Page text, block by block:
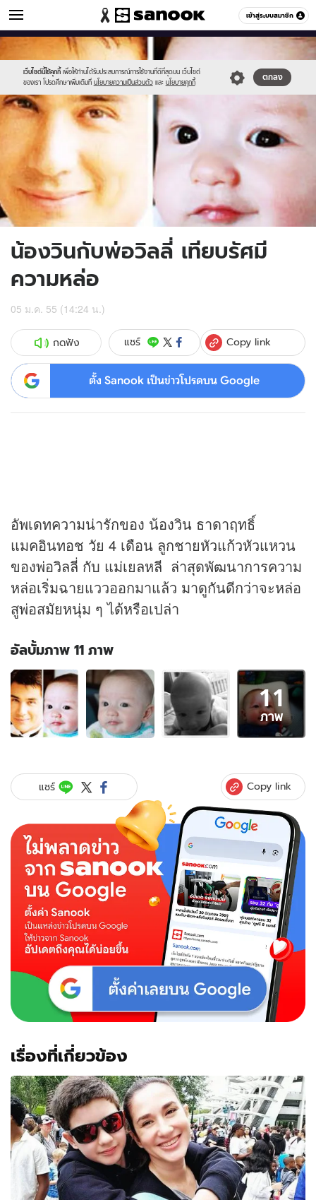
เข้าสู่ระบบสมาชิก
ข่าวบันเทิง หมวดอื่นๆ
เว็บไซต์นี้ใช้คุกกี้ เพื่อให้ท่านได้รับประสบการณ์การใช้งานที่ดีที่สุดบน เว็บไซต์
ของเรา โปรดศึกษาเพิ่มเติมที่ นโยบายความเป็นส่วนตัว และ นโยบายคุกกี้
ตกลง
Sanook
//s.isanook.com/sr/0/images/logo-
new-
sanook.png
600
60
//s.isanook.com/ns/0/ud/217/1089983/1.jpg
น้องวินกับพ่อวิลลี่ เทียบรัศมี
ความหล่อ
05 ม.ค. 55 (14:24 น.)
กดฟัง แชร์ Copy link
ตั้ง Sanook เป็นข่าวโปรดบน Google
อัพเดทความน่ารักของ น้องวิน ธาดาฤทธิ์
แมคอินทอช วัย 4 เดือน ลูกชายหัวแก้วหัวแหวน
ของพ่อวิลลี่ กับ แม่เยลหลี ล่าสุดพัฒนาการความ
หล่อเริ่มฉายแววออกมาแล้ว มาดูกันดีกว่าจะหล่อ
สูพ่อสมัยหนุ่ม ๆ ได้หรือเปล่า
อัลบั้มภาพ 11 ภาพ
อัลบั้ม
ภาพ
11
ภาพ
ของ
กับ
พ่อ
ลลี่
เทียบ
รัศมี
ความ
หล่อ
11
ภาพ
แชร์ Copy link
เรื่องที่เกี่ยวข้อง